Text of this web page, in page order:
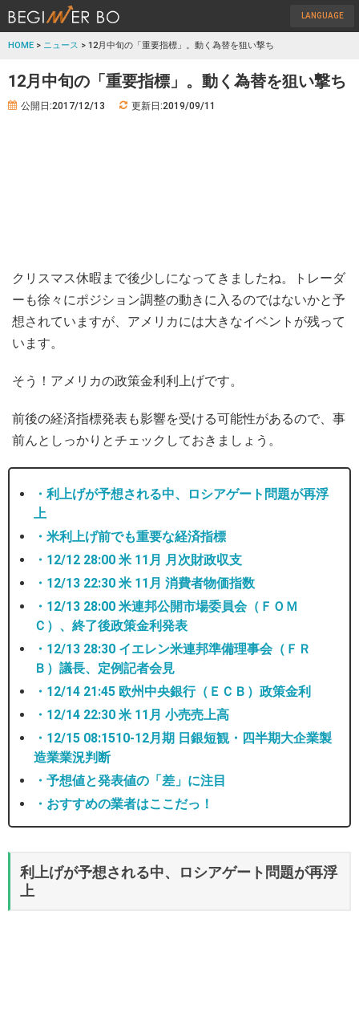
LANGUAGE
HOME > ニュース > 12月中旬の「重要指標」。動く為替を狙い撃ち
12月中旬の「重要指標」。動く為替を狙い撃ち
公開日:2017/12/13 更新日:2019/09/11
クリスマス休暇まで後少しになってきましたね。トレーダ
ーも徐々にポジション調整の動きに入るのではないかと予
想されていますが、アメリカには大きなイベントが残って
います。
そう！アメリカの政策金利利上げです。
前後の経済指標発表も影響を受ける可能性があるので、事
前んとしっかりとチェックしておきましょう。
・利上げが予想される中、ロシアゲート問題が再浮
上
・米利上げ前でも重要な経済指標
・12/12 28:00 米 11月 月次財政収支
・12/13 22:30 米 11月 消費者物価指数
・12/13 28:00 米連邦公開市場委員会（ＦＯＭ
Ｃ）、終了後政策金利発表
・12/13 28:30 イエレン米連邦準備理事会（ＦＲ
Ｂ）議長、定例記者会見
・12/14 21:45 欧州中央銀行（ＥＣＢ）政策金利
・12/14 22:30 米 11月 小売売上高
・12/15 08:1510-12月期 日銀短観・四半期大企業製
造業業況判断
・予想値と発表値の「差」に注目
・おすすめの業者はここだっ！
利上げが予想される中、ロシアゲート問題が再浮
上